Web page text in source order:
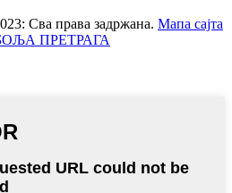
Сва права задржана. Мапа сајта
ПРЕТРАГА